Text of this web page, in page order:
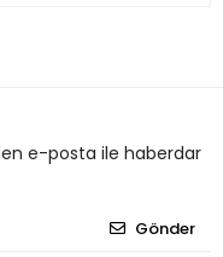
e-posta ile haberdar
Gönder